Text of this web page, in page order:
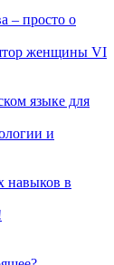
– просто о
женщины VI
языке для
и
навыков в